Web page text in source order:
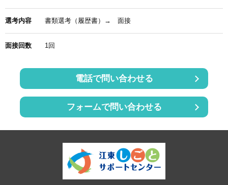
選考内容 書類選考（履歴書）→ 面接
面接回数 1回
電話で問い合わせる
フォームで問い合わせる